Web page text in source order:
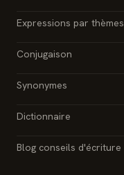
Expressions par thèmes
Conjugaison
Synonymes
Dictionnaire
Blog conseils d'écriture